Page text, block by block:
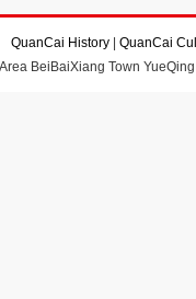
QuanCai History
QuanCai
BeiBaiXiang Town